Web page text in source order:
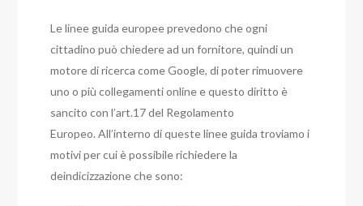
Le linee guida europee prevedono che ogni
cittadino può chiedere ad un fornitore, quindi un
motore di ricerca come Google, di poter rimuovere
uno o più collegamenti online e questo diritto è
sancito con l’art.17 del Regolamento
Europeo.All’interno di queste linee guida troviamo i
motivi per cui è possibile richiedere la
deindicizzazione che sono: